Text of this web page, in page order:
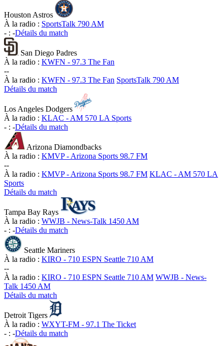
Houston Astros
À la radio : SportsTalk 790 AM
- : -Détails du match
San Diego Padres
À la radio : KWFN - 97.3 The Fan
--
À la radio : KWFN - 97.3 The Fan SportsTalk 790 AM
Détails du match
Los Angeles Dodgers
À la radio : KLAC - AM 570 LA Sports
- : -Détails du match
Arizona Diamondbacks
À la radio : KMVP - Arizona Sports 98.7 FM
--
À la radio : KMVP - Arizona Sports 98.7 FM KLAC - AM 570 LA
Sports
Détails du match
Tampa Bay Rays
À la radio : WWJB - News-Talk 1450 AM
- : -Détails du match
Seattle Mariners
À la radio : KIRO - 710 ESPN Seattle 710 AM
--
À la radio : KIRO - 710 ESPN Seattle 710 AM WWJB - News-
Talk 1450 AM
Détails du match
Detroit Tigers
À la radio : WXYT-FM - 97.1 The Ticket
- : -Détails du match